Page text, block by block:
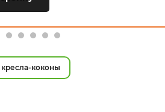
коконы